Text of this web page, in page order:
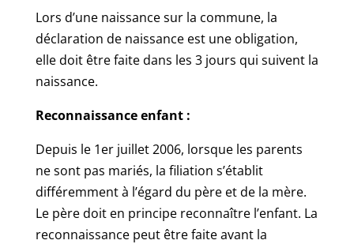
Lors d’une naissance sur la commune, la
déclaration de naissance est une obligation,
elle doit être faite dans les 3 jours qui suivent la
naissance.
Reconnaissance enfant :
Depuis le 1er juillet 2006, lorsque les parents
ne sont pas mariés, la filiation s’établit
différemment à l’égard du père et de la mère.
Le père doit en principe reconnaître l’enfant. La
reconnaissance peut être faite avant la